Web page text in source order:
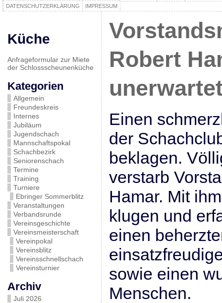
DATENSCHUTZERKLÄRUNG
IMPRESSUM
Küche
Anfrageformular zur Miete
der Schlossscheunenküche
Kategorien
Allgemein
Freundeskreis
Internes
Jubiläum
Jugendschach
Mannschaftspokal
Schachbezirk
Seniorenschach
Termine
Training
Turniere
Ebringer Sommerblitz
Veranstaltungen
Verbandsrunde
Vereinsgeschichte
Vereinsmeisterschaft
Vereinpokal
Vereinsblitz
Vereinsschnellschach
Vereinsturnier
Archiv
Juli 2026
Robert
Einen
der
beklagen.
verstarb
Hamar. Mit
klugen und
einen
sowie einen
Menschen.